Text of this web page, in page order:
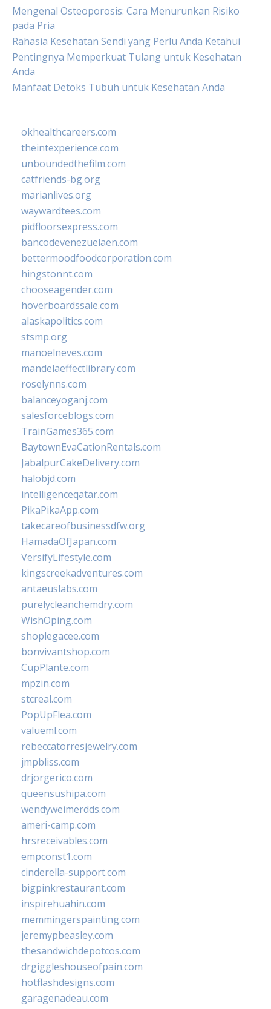
Mengenal Osteoporosis: Cara Menurunkan Risiko
pada Pria
Rahasia Kesehatan Sendi yang Perlu Anda Ketahui
Pentingnya Memperkuat Tulang untuk Kesehatan
Anda
Manfaat Detoks Tubuh untuk Kesehatan Anda
okhealthcareers.com
theintexperience.com
unboundedthefilm.com
catfriends-bg.org
marianlives.org
waywardtees.com
pidfloorsexpress.com
bancodevenezuelaen.com
bettermoodfoodcorporation.com
hingstonnt.com
chooseagender.com
hoverboardssale.com
alaskapolitics.com
stsmp.org
manoelneves.com
mandelaeffectlibrary.com
roselynns.com
balanceyoganj.com
salesforceblogs.com
TrainGames365.com
BaytownEvaCationRentals.com
JabalpurCakeDelivery.com
halobjd.com
intelligenceqatar.com
PikaPikaApp.com
takecareofbusinessdfw.org
HamadaOfJapan.com
VersifyLifestyle.com
kingscreekadventures.com
antaeuslabs.com
purelycleanchemdry.com
WishOping.com
shoplegacee.com
bonvivantshop.com
CupPlante.com
mpzin.com
stcreal.com
PopUpFlea.com
valueml.com
rebeccatorresjewelry.com
jmpbliss.com
drjorgerico.com
queensushipa.com
wendyweimerdds.com
ameri-camp.com
hrsreceivables.com
empconst1.com
cinderella-support.com
bigpinkrestaurant.com
inspirehuahin.com
memmingerspainting.com
jeremypbeasley.com
thesandwichdepotcos.com
drgiggleshouseofpain.com
hotflashdesigns.com
garagenadeau.com